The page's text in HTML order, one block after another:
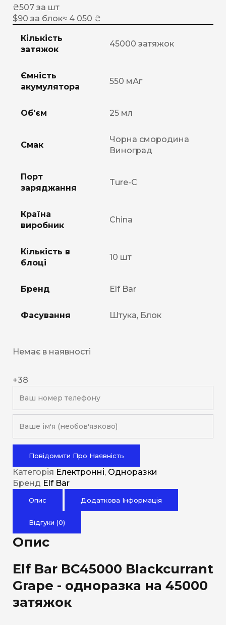
₴507 за шт
$90 за блок≈ 4 050 ₴
Кількість
затяжок
45000 затяжок
Ємність
акумулятора
550 мАг
Об'єм 25 мл
Смак
Чорна смородина
Виноград
Порт
заряджання
Ture-C
Країна
виробник
China
Кількість в
блоці
10 шт
Бренд Elf Bar
Фасування Штука, Блок
Немає в наявності
+38
Повідомити Про Наявність
Категорія Електронні, Одноразки
Бренд Elf Bar
Опис Додаткова Інформація
Відгуки (0)
Опис
Elf Bar BC45000 Blackcurrant
Grape - одноразка на 45000
затяжок